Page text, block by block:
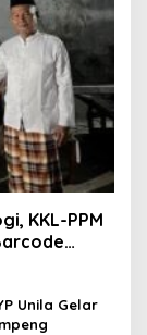
KKL-PPM
Unila Gelar